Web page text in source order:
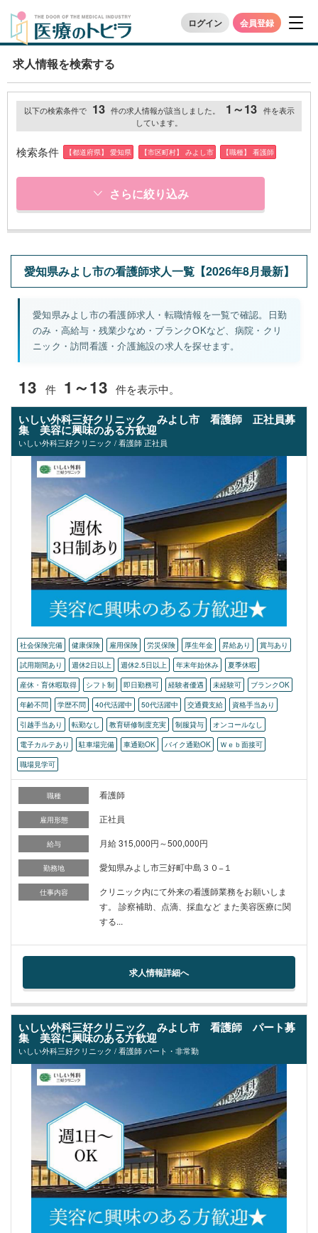
ログイン 会員登録
求人情報を検索する
以下の検索条件で 13 件の求人情報が該当しました。 1～13 件を表示
しています。
検索条件 【都道府県】 愛知県 【市区町村】 みよし市 【職種】 看護師
さらに絞り込み
愛知県みよし市の看護師求人一覧【2026年8月最新】
愛知県みよし市の看護師求人・転職情報を一覧で確認。日勤
のみ・高給与・残業少なめ・ブランクOKなど、病院・クリ
ニック・訪問看護・介護施設の求人を探せます。
13 件 1～13 件を表示中。
いしい外科三好クリニック みよし市 看護師 正社員募
集 美容に興味のある方歓迎
いしい外科三好クリニック / 看護師 正社員
社会保険完備 健康保険 雇用保険 労災保険 厚生年金 昇給あり
賞与あり
試用期間あり
週休2日以上 週休2.5日以上 年末年始休み
夏季休暇
産休・育休暇取得
シフト制 即日勤務可 経験者優遇 未経験可
ブランクOK
年齢不問
学歴不問 40代活躍中 50代活躍中 交通費支給
資格手当あり
引越手当あり
転勤なし 教育研修制度充実 制服貸与
オンコールなし
電子カルテあり
駐車場完備 車通勤OK バイク通勤OK
Ｗｅｂ面接可
職場見学可
職種 看護師
雇用形態 正社員
給与 月給 315,000円～500,000円
勤務地 愛知県みよし市三好町中島３０−１
仕事内容
クリニック内にて外来の看護師業務をお願いしま
す。 診察補助、点滴、採血など また美容医療に関
する...
求人情報詳細へ
いしい外科三好クリニック みよし市 看護師 パート募
集 美容に興味のある方歓迎
いしい外科三好クリニック / 看護師 パート・非常勤